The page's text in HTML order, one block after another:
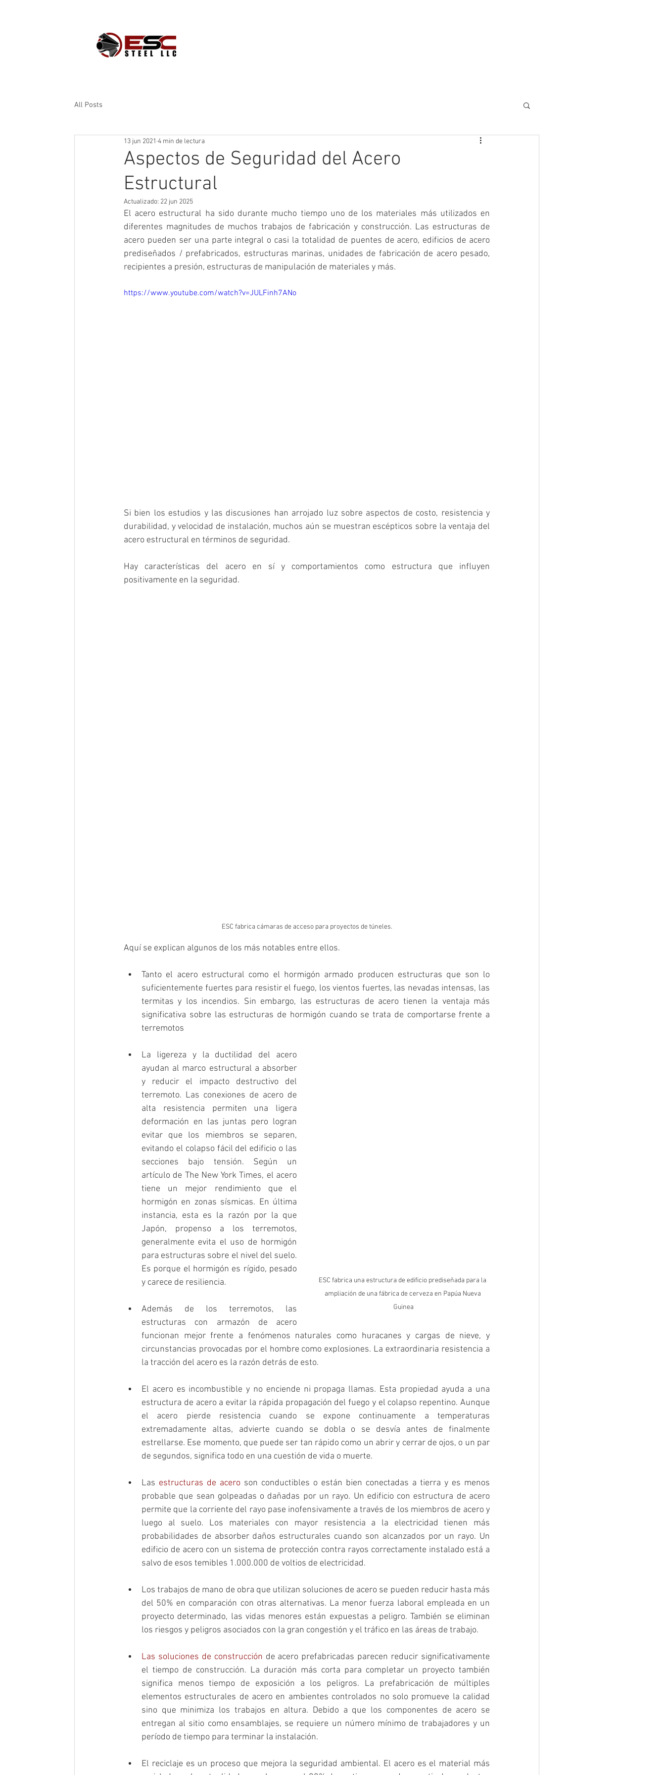
All Posts
Aspectos de Seguridad del Acero
Estructural
13 jun 2021 4 min de lectura
Actualizado: 22 jun 2025
El acero estructural ha sido durante mucho tiempo uno de los materiales más utilizados en
diferentes magnitudes de muchos trabajos de fabricación y construcción. Las estructuras de
acero pueden ser una parte integral o casi la totalidad de puentes de acero, edificios de acero
prediseñados / prefabricados, estructuras marinas, unidades de fabricación de acero pesado
recipientes a presión, estructuras de manipulación de materiales y más.
https://www.youtube.com/watch?v=JULFinh7ANo
Si bien los estudios y las discusiones han arrojado luz sobre aspectos de costo, resistencia y
durabilidad, y velocidad de instalación, muchos aún se muestran escépticos sobre la ventaja del
acero estructural en términos de seguridad.
Hay características del acero en sí y comportamientos como estructura que influyen
positivamente en la seguridad.
ESC fabrica cámaras de acceso para proyectos de túneles.
Aquí se explican algunos de los más notables entre ellos.
Tanto el acero estructural como el hormigón armado producen estructuras que son lo
suficientemente fuertes para resistir el fuego, los vientos fuertes, las nevadas intensas, las
termitas y los incendios. Sin embargo, las estructuras de acero tienen la ventaja más
significativa sobre las estructuras de hormigón cuando se trata de comportarse frente a
terremotos
ESC fabrica una estructura de edificio prediseñada para la
ampliación de una fábrica de cerveza en Papúa Nueva
Guinea
La ligereza y la ductilidad del acero
ayudan al marco estructural a absorber
y reducir el impacto destructivo del
terremoto. Las conexiones de acero de
alta resistencia permiten una ligera
deformación en las juntas pero logran
evitar que los miembros se separen,
evitando el colapso fácil del edificio o las
secciones bajo tensión. Según un
artículo de The New York Times, el acero
tiene un mejor rendimiento que el
hormigón en zonas sísmicas. En última
instancia, esta es la razón por la que
Japón, propenso a los terremotos,
generalmente evita el uso de hormigón
para estructuras sobre el nivel del suelo.
Es porque el hormigón es rígido, pesado
y carece de resiliencia.
Además de los terremotos, las
estructuras con armazón de acero
funcionan mejor frente a fenómenos naturales como huracanes y cargas de nieve, y
circunstancias provocadas por el hombre como explosiones. La extraordinaria resistencia a
la tracción del acero es la razón detrás de esto.
El acero es incombustible y no enciende ni propaga llamas. Esta propiedad ayuda a una
estructura de acero a evitar la rápida propagación del fuego y el colapso repentino. Aunque
el acero pierde resistencia cuando se expone continuamente a temperaturas
extremadamente altas, advierte cuando se dobla o se desvía antes de finalmente
estrellarse. Ese momento, que puede ser tan rápido como un abrir y cerrar de ojos, o un par
de segundos, significa todo en una cuestión de vida o muerte.
Las estructuras de acero son conductibles o están bien conectadas a tierra y es menos
probable que sean golpeadas o dañadas por un rayo. Un edificio con estructura de acero
permite que la corriente del rayo pase inofensivamente a través de los miembros de acero y
luego al suelo. Los materiales con mayor resistencia a la electricidad tienen más
probabilidades de absorber daños estructurales cuando son alcanzados por un rayo. Un
edificio de acero con un sistema de protección contra rayos correctamente instalado está a
salvo de esos temibles 1.000.000 de voltios de electricidad.
Los trabajos de mano de obra que utilizan soluciones de acero se pueden reducir hasta más
del 50% en comparación con otras alternativas. La menor fuerza laboral empleada en un
proyecto determinado, las vidas menores están expuestas a peligro. También se eliminan
los riesgos y peligros asociados con la gran congestión y el tráfico en las áreas de trabajo.
Las soluciones de construcción de acero prefabricadas parecen reducir significativamente
el tiempo de construcción. La duración más corta para completar un proyecto también
significa menos tiempo de exposición a los peligros. La prefabricación de múltiples
elementos estructurales de acero en ambientes controlados no solo promueve la calidad
sino que minimiza los trabajos en altura. Debido a que los componentes de acero se
entregan al sitio como ensamblajes, se requiere un número mínimo de trabajadores y un
período de tiempo para terminar la instalación.
El reciclaje es un proceso que mejora la seguridad ambiental. El acero es el material más